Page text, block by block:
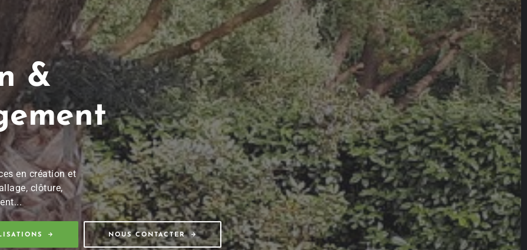
&
en création et
clôture,
NOUS CONTACTER